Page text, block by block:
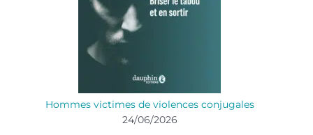
Hommes victimes de violences conjugales
24/06/2026